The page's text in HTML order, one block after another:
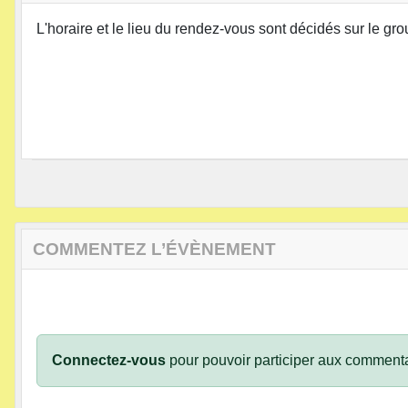
L'horaire et le lieu du rendez-vous sont décidés sur le
COMMENTEZ L’ÉVÈNEMENT
Connectez-vous pour pouvoir participer aux